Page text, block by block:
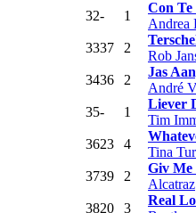
32- 1
Con
Andrea
3337 2
Rob
3436 2
Jas
André
35- 1
Liever
Tim
3623 4
Tina
3739 2
Giv
Alcatraz
3820 3
Real